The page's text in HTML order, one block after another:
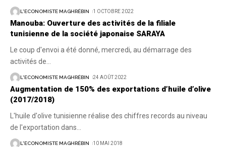
L'ECONOMISTE MAGHRÉBIN 1 OCTOBRE 2022
Manouba: Ouverture des activités de la filiale
tunisienne de la société japonaise SARAYA
Le coup d'envoi a été donné, mercredi, au démarrage des
activités de
L'ECONOMISTE MAGHRÉBIN 24 AOÛT 2022
Augmentation de 150% des exportations d’huile d’olive
(2017/2018)
L'huile d'olive tunisienne réalise des chiffres records au niveau
de l'exportation dans
L'ECONOMISTE MAGHRÉBIN 10 MAI 2018